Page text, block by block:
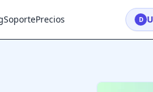
SoportePrecios D